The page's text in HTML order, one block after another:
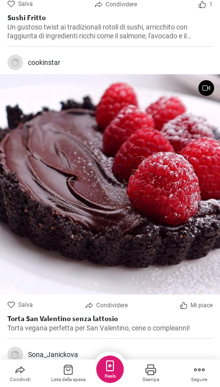
Salva Condividere 1
Sushi Fritto
Un gustoso twist ai tradizionali rotoli di sushi, arricchito con
l'aggiunta di ingredienti ricchi come il salmone, l'avocado e il
formaggio. La frittura dona al piatto un retrogusto croccante e
delizioso che ne farà innamorare tutti.
cookinstar
Salva Condividere Mi piace
Torta San Valentino senza lattosio
Torta vegana perfetta per San Valentino, cene o compleanni!
Sona_Janickova
Condividi Lista della spesa Stampa Seguire
Reels